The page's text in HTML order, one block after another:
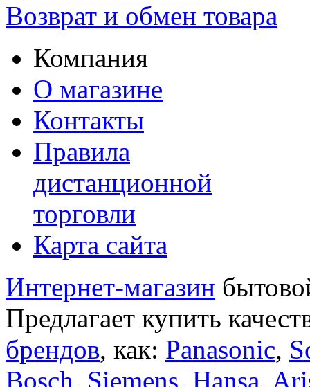
Возврат и обмен товара
Компания
О магазине
Контакты
Правила
дистанционной
торговли
Карта сайта
Интернет-магазин
Предлагает купить
брендов, как: Panasonic,
Bosch, Siemens, Hansa,